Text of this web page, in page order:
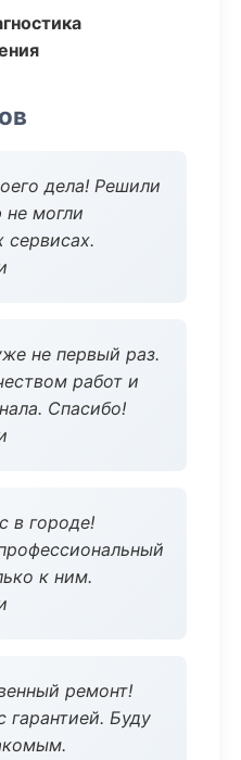
дела! Решили
могли
сервисах.
не первый раз.
работ и
Спасибо!
в городе!
к ним.
ремонт!
гарантией. Буду